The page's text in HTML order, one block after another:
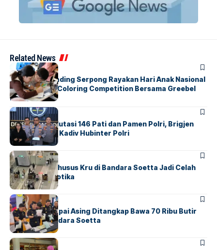
Related News
BERITAINDEX
Atria Hotel Gading Serpong Rayakan Hari Anak Nasional
Lewat Family Coloring Competition Bersama Greebel
Indonesia
BERITA
Mabes Polri Mutasi 146 Pati dan Pamen Polri, Brigjen
Untung Jabat Kadiv Hubinter Polri
BANDARABERITA
Ketika Jalur Khusus Kru di Bandara Soetta Jadi Celah
Sindikat Narkotika
BANDARA BERITA
Kopilot Maskapai Asing Ditangkap Bawa 70 Ribu Butir
Ekstasi di Bandara Soetta
BERITAINDEX